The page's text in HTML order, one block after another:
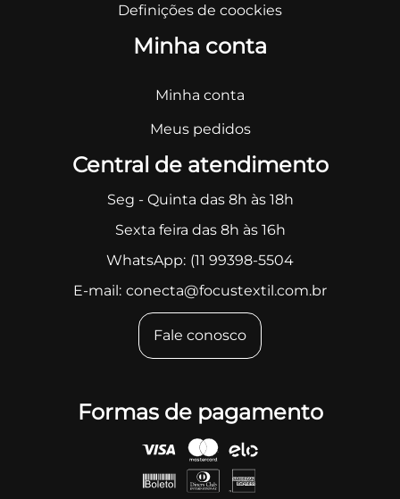
Definições de coockies
Minha conta
Minha conta
Meus pedidos
Central de atendimento
Seg - Quinta das 8h às 18h
Sexta feira das 8h às 16h
WhatsApp: (11 99398-5504
E-mail: conecta@focustextil.com.br
Fale conosco
Formas de pagamento